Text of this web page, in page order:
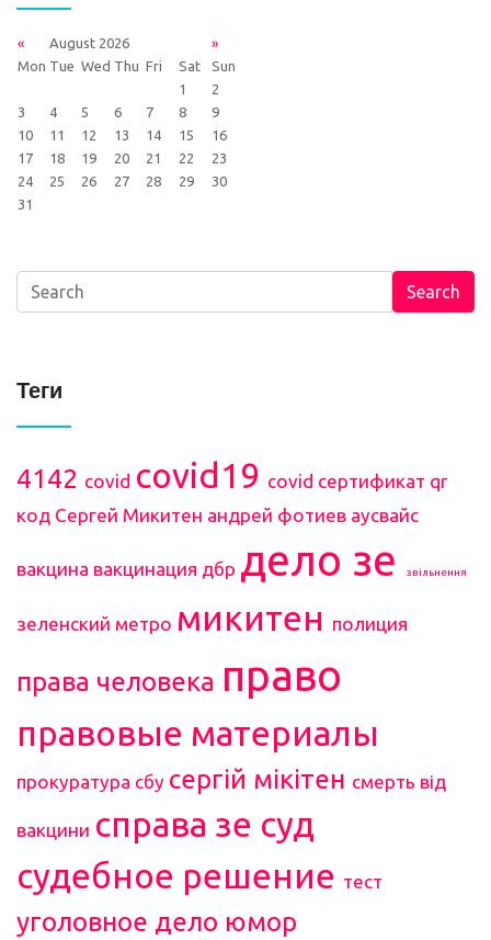
« August 2026
»
Mon Tue Wed Thu Fri Sat
Sun
1
2
3
4 5 6 7 8
9
10
11 12 13 14 15
16
17
18 19 20 21 22
23
24
25 26 27 28 29
30
31
Search
Теги
4142 covid covid19 covid сертификат qr
код Сергей Микитен андрей фотиев аусвайс
вакцина вакцинация дбр дело зе звільнення
зеленский метро микитен полиция
права человека право
правовые материалы
прокуратура сбу сергій мікітен смерть від
вакцини справа зе суд
судебное решение тест
уголовное дело юмор